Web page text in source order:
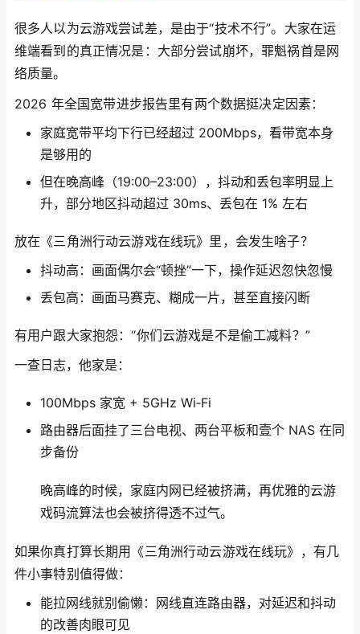
很多人以为云游戏尝试差，是由于“技术不行”。大家在运
维端看到的真正情况是：大部分尝试崩坏，罪魁祸首是网
络质量。
2026 年全国宽带进步报告里有两个数据挺决定因素：
家庭宽带平均下行已经超过 200Mbps，看带宽本身
是够用的
但在晚高峰（19:00–23:00），抖动和丢包率明显上
升，部分地区抖动超过 30ms、丢包在 1% 左右
放在《三角洲行动云游戏在线玩》里，会发生啥子？
抖动高：画面偶尔会“顿挫”一下，操作延迟忽快忽慢
丢包高：画面马赛克、糊成一片，甚至直接闪断
有用户跟大家抱怨：“你们云游戏是不是偷工减料？”
一查日志，他家是：
100Mbps 家宽 + 5GHz Wi‑Fi
路由器后面挂了三台电视、两台平板和壹个 NAS 在同
步备份
晚高峰的时候，家庭内网已经被挤满，再优雅的云游
戏码流算法也会被挤得透不过气。
如果你真打算长期用《三角洲行动云游戏在线玩》，有几
件小事特别值得做：
能拉网线就别偷懒：网线直连路由器，对延迟和抖动
的改善肉眼可见